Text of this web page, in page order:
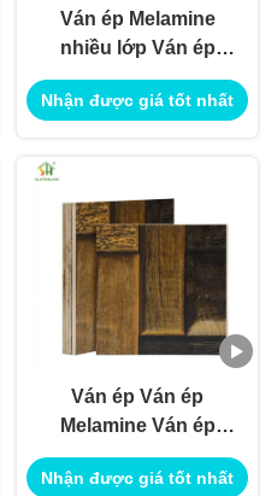
Ván ép Melamine
nhiều lớp Ván ép
Melamine dùng để
trang trí nội ngoại thất
Nhận được giá tốt nhất
Ván ép Ván ép
Melamine Ván ép
Trang trí nội ngoại
thất Sử dụng cho
Nhận được giá tốt nhất